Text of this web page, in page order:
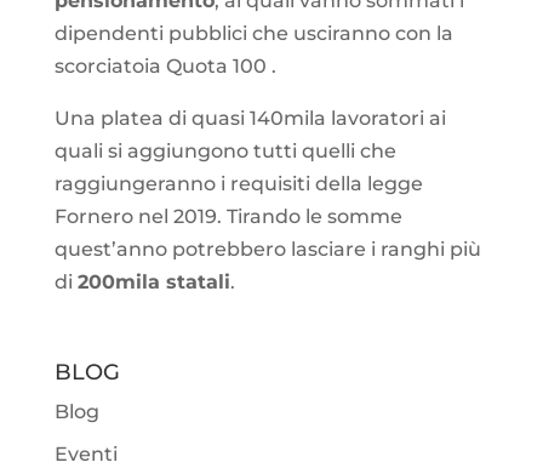
dipendenti pubblici che usciranno con la
scorciatoia Quota 100 .
Una platea di quasi 140mila lavoratori ai
quali si aggiungono tutti quelli che
raggiungeranno i requisiti della legge
Fornero nel 2019. Tirando le somme
quest’anno potrebbero lasciare i ranghi più
di 200mila statali.
BLOG
Blog
Eventi